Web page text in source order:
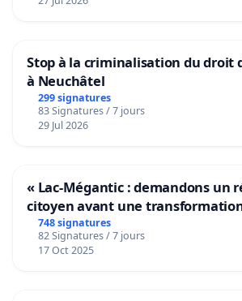
Stop à la criminalisation du droit
à Neuchâtel
299 signatures
83 Signatures / 7 jours
29 Jul 2026
« Lac-Mégantic : demandons un
citoyen avant une
de notre territoire »
748 signatures
82 Signatures / 7 jours
17 Oct 2025